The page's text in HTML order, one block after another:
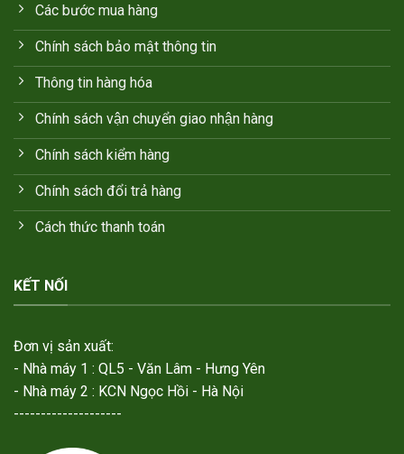
Các bước mua hàng
Chính sách bảo mật thông tin
Thông tin hàng hóa
Chính sách vận chuyển giao nhận hàng
Chính sách kiểm hàng
Chính sách đổi trả hàng
Cách thức thanh toán
KẾT NỐI
Đơn vị sản xuất:
- Nhà máy 1 : QL5 - Văn Lâm - Hưng Yên
- Nhà máy 2 : KCN Ngọc Hồi - Hà Nội
--------------------